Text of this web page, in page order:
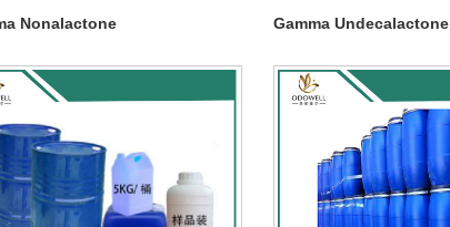
Nonalactone Gamma Undecalactone